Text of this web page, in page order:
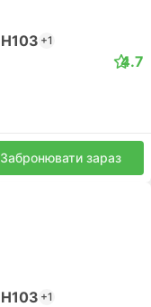
+1
4.7
Забронювати зараз
+1